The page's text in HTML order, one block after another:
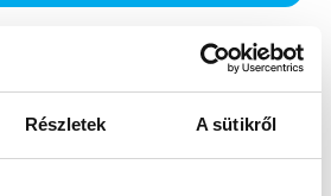
Részletek A sütikről
FÉRFI FUTSAL NB I, A 3.
HELYÉRT, 2025/2026
VEHÍR VESZPRÉM